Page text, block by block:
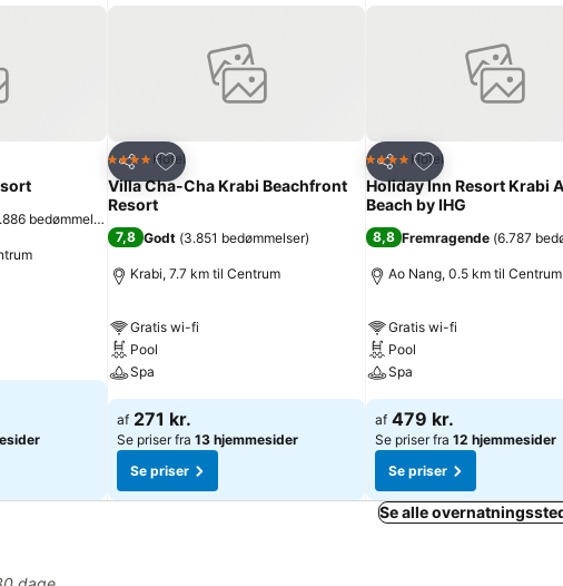
bedømmelser
Del
Føj til favoritter
4 StjernerHotel
Villa Cha-Cha Krabi Beachfront
Resort
7,8 Godt (3.851 bedømmelser)
Krabi, 7.7 km til Centrum
Gratis wi-fi
Pool
Spa
af 271 kr.
Se priser fra 13 hjemmesider
Se priser
Del
Føj til favoritter
4 StjernerHotel
Holiday Inn Resort Krabi
Beach by IHG
8,8 Fremragende (6.787
Ao Nang, 0.5 km til Centrum
Gratis wi-fi
Pool
Spa
af 479 kr.
Se priser fra 12 hjemmesider
Se priser
Se alle